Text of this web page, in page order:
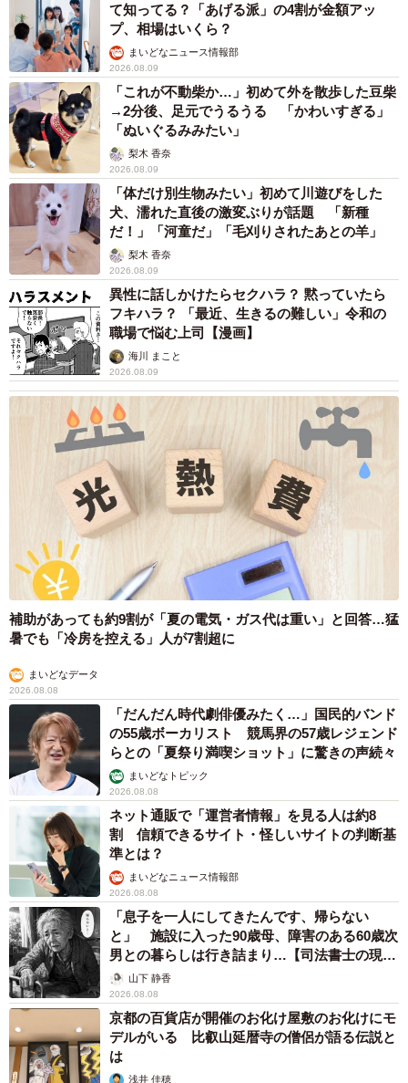
呼び、応援購入は現段階（1月13日）で目標額の5880％以
上と注目度も人気度も絶大。気になるプロジェクト終了日
は2024年1月30日までとなっている。
応援購入の一例だがMakuake限定で「KLON FULL
FUNCTION BACKPACK」1点が一般販売予定価格2万
2800円のところ、1万9380円(税込)。なお、返礼品になって
いる商品は2024年3月末頃に届けられる予定で、商品が実
際に店頭に並ぶのは、4月以降になりそうだという。
「KLONのリュックはおしゃれで、多機能で、ビジネスシー
ンだけでなく、災害時などにも大いに役立ちます。1人でも
多くの人に実際に使ってみてほしいと願っています」と米
原社長は話している。
人気が高い「HELIOSソーラーウォッチ」も返礼品に加わった
◇株式会社「タイタン・アート」
大阪市西区新町1丁目28-11 安川ビル4F
電話06（6568）9601
https://titan-art.com/company
◇Makuake問い合わせ
https://www.makuake.com/project/klon_backpack/
て知ってる？「あげる派」の4割が金額アッ
プ、相場はいくら？
まいどなニュース情報部
2026.08.09
「これが不動柴か…」初めて外を散歩した豆柴
→2分後、足元でうるうる 「かわいすぎる」
「ぬいぐるみみたい」
梨木 香奈
2026.08.09
「体だけ別生物みたい」初めて川遊びをした
犬、濡れた直後の激変ぶりが話題 「新種
だ！」「河童だ」「毛刈りされたあとの羊」
梨木 香奈
2026.08.09
異性に話しかけたらセクハラ？ 黙っていたら
フキハラ？ 「最近、生きるの難しい」令和の
職場で悩む上司【漫画】
海川 まこと
2026.08.09
補助があっても約9割が「夏の電気・ガス代は重い」と回答…猛
暑でも「冷房を控える」人が7割超に
まいどなデータ
2026.08.08
「だんだん時代劇俳優みたく…」国民的バンド
の55歳ボーカリスト 競馬界の57歳レジェンド
らとの「夏祭り満喫ショット」に驚きの声続々
まいどなトピック
2026.08.08
ネット通販で「運営者情報」を見る人は約8
割 信頼できるサイト・怪しいサイトの判断基
準とは？
まいどなニュース情報部
2026.08.08
「息子を一人にしてきたんです、帰らない
と」 施設に入った90歳母、障害のある60歳次
男との暮らしは行き詰まり…【司法書士の現場
から】山下 静香
2026.08.08
京都の百貨店が開催のお化け屋敷のお化けにモ
デルがいる 比叡山延暦寺の僧侶が語る伝説と
は
浅井 佳穂